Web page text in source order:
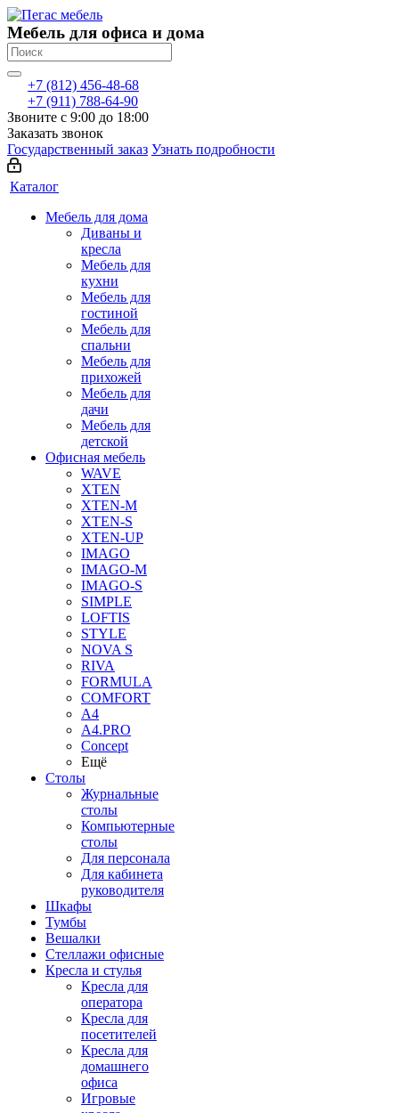
Мебель для офиса и дома
+7 (812) 456-48-68
+7 (911) 788-64-90
Звоните с 9:00 до 18:00
Заказать звонок
Государственный заказ Узнать подробности
Каталог
Мебель для дома
Диваны и
кресла
Мебель для
кухни
Мебель для
гостиной
Мебель для
спальни
Мебель для
прихожей
Мебель для
дачи
Мебель для
детской
Офисная мебель
WAVE
XTEN
XTEN-M
XTEN-S
XTEN-UP
IMAGO
IMAGO-M
IMAGO-S
SIMPLE
LOFTIS
STYLE
NOVA S
RIVA
FORMULA
COMFORT
A4
A4.PRO
Concept
Ещё
Столы
Журнальные
столы
Компьютерные
столы
Для персонала
Для кабинета
руководителя
Шкафы
Тумбы
Вешалки
Стеллажи офисные
Кресла и стулья
Кресла для
оператора
Кресла для
посетителей
Кресла для
домашнего
офиса
Игровые